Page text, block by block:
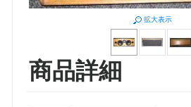
拡大表示
商品詳細